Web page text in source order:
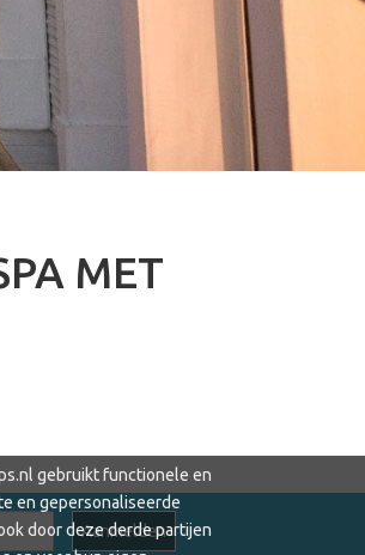
gebruikt functionele en
en gepersonaliseerde
door deze derde partijen
MET